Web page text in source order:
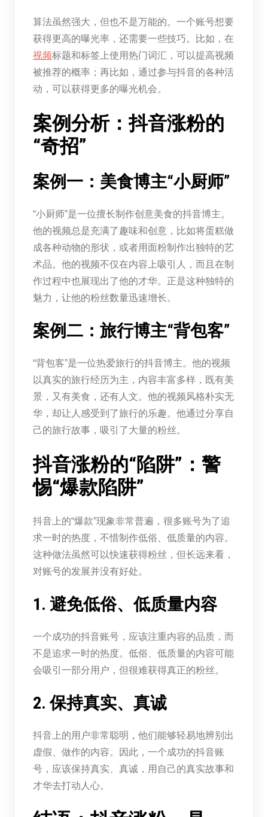
算法虽然强大，但也不是万能的。一个账号想要
获得更高的曝光率，还需要一些技巧。比如，在
视频标题和标签上使用热门词汇，可以提高视频
被推荐的概率；再比如，通过参与抖音的各种活
动，可以获得更多的曝光机会。
案例分析：抖音涨粉的
“奇招”
案例一：美食博主“小厨师”
“小厨师”是一位擅长制作创意美食的抖音博主。
他的视频总是充满了趣味和创意，比如将蛋糕做
成各种动物的形状，或者用面粉制作出独特的艺
术品。他的视频不仅在内容上吸引人，而且在制
作过程中也展现出了他的才华。正是这种独特的
魅力，让他的粉丝数量迅速增长。
案例二：旅行博主“背包客”
“背包客”是一位热爱旅行的抖音博主。他的视频
以真实的旅行经历为主，内容丰富多样，既有美
景，又有美食，还有人文。他的视频风格朴实无
华，却让人感受到了旅行的乐趣。他通过分享自
己的旅行故事，吸引了大量的粉丝。
抖音涨粉的“陷阱”：警
惕“爆款陷阱”
抖音上的“爆款”现象非常普遍，很多账号为了追
求一时的热度，不惜制作低俗、低质量的内容。
这种做法虽然可以快速获得粉丝，但长远来看，
对账号的发展并没有好处。
1. 避免低俗、低质量内容
一个成功的抖音账号，应该注重内容的品质，而
不是追求一时的热度。低俗、低质量的内容可能
会吸引一部分用户，但很难获得真正的粉丝。
2. 保持真实、真诚
抖音上的用户非常聪明，他们能够轻易地辨别出
虚假、做作的内容。因此，一个成功的抖音账
号，应该保持真实、真诚，用自己的真实故事和
才华去打动人心。